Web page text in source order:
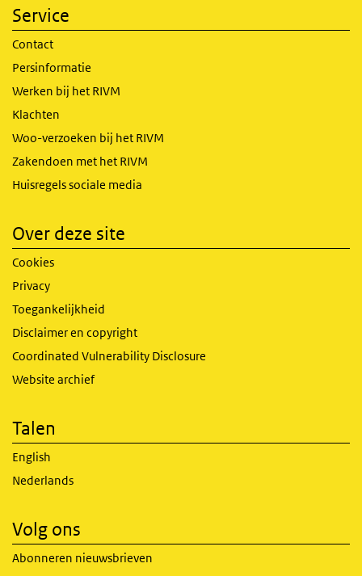
Service
Contact
Persinformatie
Werken bij het RIVM
Klachten
Woo-verzoeken bij het RIVM
Zakendoen met het RIVM
Huisregels sociale media
Over deze site
Cookies
Privacy
Toegankelijkheid
Disclaimer en copyright
Coordinated Vulnerability Disclosure
Website archief
Talen
English
Nederlands
Volg ons
Abonneren nieuwsbrieven